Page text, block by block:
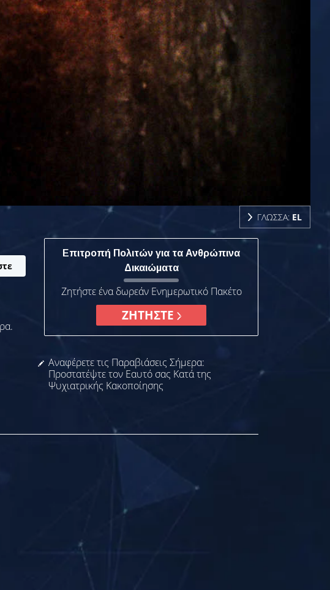
ΓΛΩΣΣΑ: EL
Επιτροπή Πολιτών για τα Ανθρώπινα
Δικαιώματα
Ζητήστε ένα δωρεάν Ενημερωτικό Πακέτο
ΖΗΤΗΣΤΕ
Αναφέρετε τις Παραβιάσεις Σήμερα:
Προστατέψτε τον Εαυτό σας Κατά της
Ψυχιατρικής Κακοποίησης